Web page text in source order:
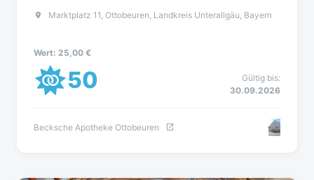
Marktplatz 11, Ottobeuren, Landkreis Unterallgäu, Bayern
Wert: 25,00 €
50
Gültig bis:
30.09.2026
Becksche Apotheke Ottobeuren